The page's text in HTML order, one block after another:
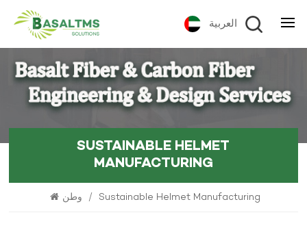
العربية
SUSTAINABLE HELMET
MANUFACTURING
/ Sustainable Helmet Manufacturing